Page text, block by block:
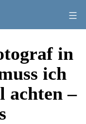
in
ich
achten –